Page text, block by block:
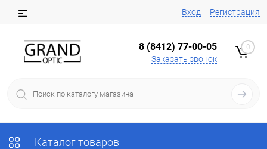
Вход Регистрация
8 (8412) 77-00-05
Заказать звонок
0
Каталог товаров